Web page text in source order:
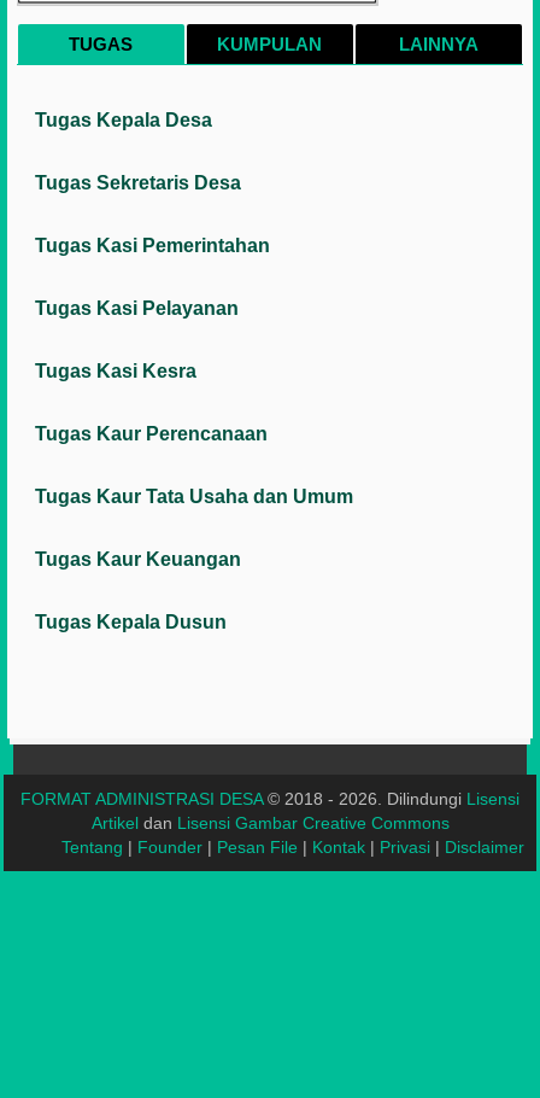
TUGAS KUMPULAN LAINNYA
Tugas Kepala Desa
Tugas Sekretaris Desa
Tugas Kasi Pemerintahan
Tugas Kasi Pelayanan
Tugas Kasi Kesra
Tugas Kaur Perencanaan
Tugas Kaur Tata Usaha dan Umum
Tugas Kaur Keuangan
Tugas Kepala Dusun
FORMAT ADMINISTRASI DESA© 2018 - 2026. Dilindungi Lisensi
Artikeldan Lisensi Gambar Creative Commons
Tentang | Founder | Pesan File | Kontak | Privasi | Disclaimer